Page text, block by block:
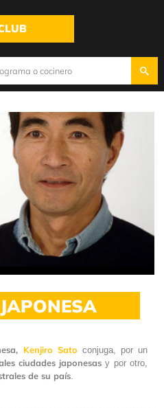
Kenjiro Sato conjuga, por un
ciudades japonesas y por otro,
de su país.